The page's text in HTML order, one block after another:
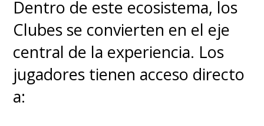
simplificar las reglas de juego.
Dentro de este ecosistema, los
Clubes se convierten en el eje
central de la experiencia. Los
jugadores tienen acceso directo
a: